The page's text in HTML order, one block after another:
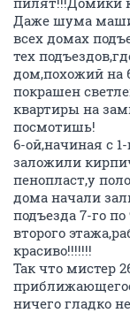
Даже шума
всех домах
тех
дом,похожий на
покрашен
квартиры на
посмотишь!
6-ой,начиная с
заложили
пенопласт,у
дома начали
подъезда 7-го
второго
красиво!!!!!!!
Так что мистер
ничего гладко